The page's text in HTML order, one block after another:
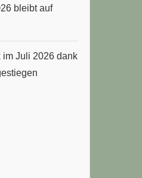
bleibt auf
im Juli 2026 dank